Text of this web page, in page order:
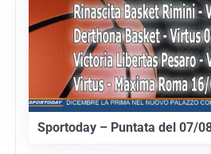
Sportoday – Puntata del 07/